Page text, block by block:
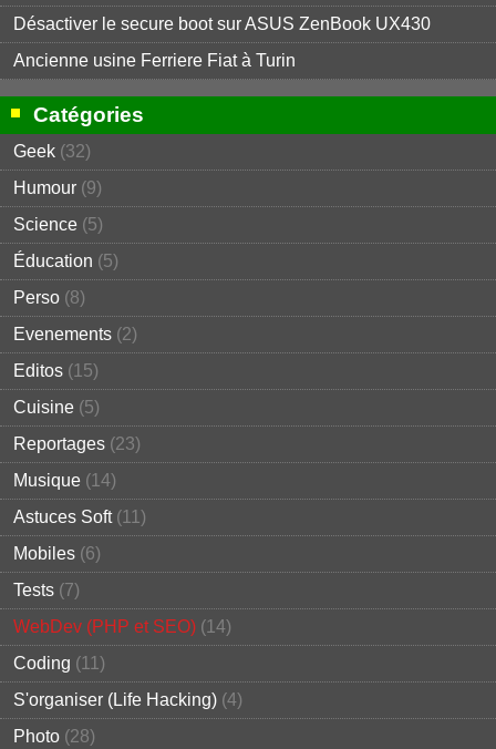
Désactiver le secure boot sur ASUS ZenBook UX430
Ancienne usine Ferriere Fiat à Turin
Catégories
Geek (32)
Humour (9)
Science (5)
Éducation (5)
Perso (8)
Evenements (2)
Editos (15)
Cuisine (5)
Reportages (23)
Musique (14)
Astuces Soft(11)
Mobiles (6)
Tests (7)
WebDev (PHP et SEO) (14)
Coding (11)
S'organiser (Life Hacking) (4)
Photo (28)